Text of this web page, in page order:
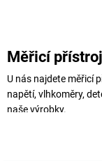
Měřicí
U nás najdete měřicí
napětí, vlhkoměry,
naše výrobky.